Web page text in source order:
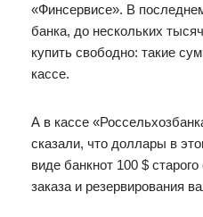
«Финсервисе». В
банка, до нескольких
купить свободно: такие
кассе.
А в кассе
сказали, что доллары в
виде банкнот 100 $
заказа и резервирования